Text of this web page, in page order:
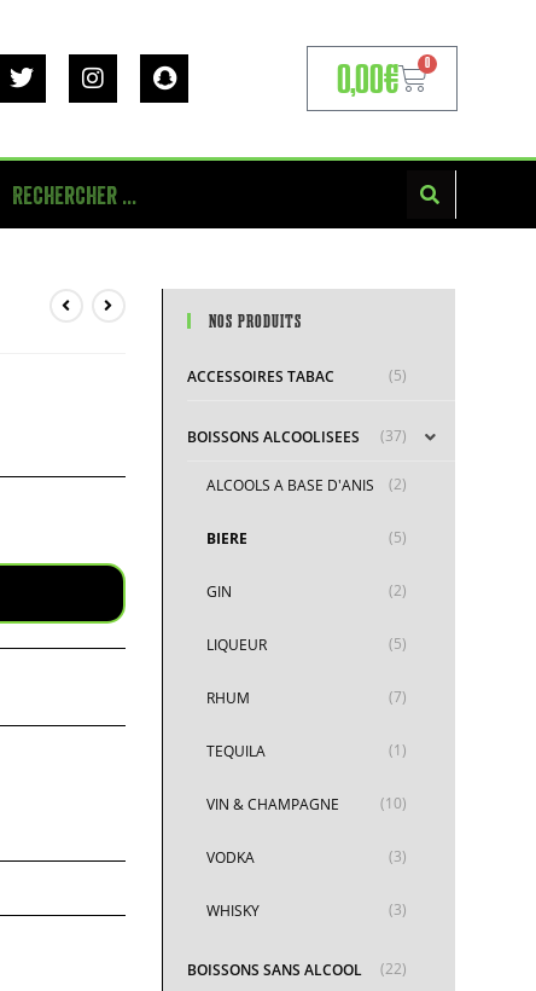
0,00€ 0
NOS PRODUITS
ACCESSOIRES TABAC (5)
BOISSONS ALCOOLISEES (37)
ALCOOLS A BASE D'ANIS (2)
BIERE (5)
GIN (2)
LIQUEUR (5)
RHUM (7)
TEQUILA (1)
VIN & CHAMPAGNE (10)
VODKA (3)
WHISKY (3)
BOISSONS SANS ALCOOL (22)